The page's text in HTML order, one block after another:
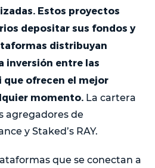
Estos proyectos
depositar sus fondos y
distribuyan
inversión entre las
que ofrecen el mejor
momento. La cartera
agregadores de
y Staked’s RAY.
que se conectan a